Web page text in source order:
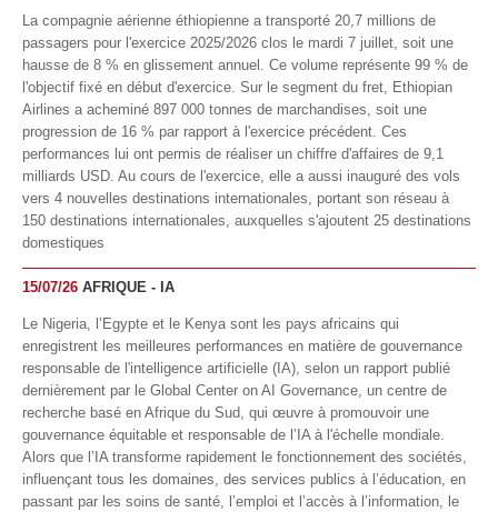
La compagnie aérienne éthiopienne a transporté 20,7 millions de
passagers pour l'exercice 2025/2026 clos le mardi 7 juillet, soit une
hausse de 8 % en glissement annuel. Ce volume représente 99 % de
l'objectif fixé en début d'exercice. Sur le segment du fret, Ethiopian
Airlines a acheminé 897 000 tonnes de marchandises, soit une
progression de 16 % par rapport à l'exercice précédent. Ces
performances lui ont permis de réaliser un chiffre d'affaires de 9,1
milliards USD. Au cours de l'exercice, elle a aussi inauguré des vols
vers 4 nouvelles destinations internationales, portant son réseau à
150 destinations internationales, auxquelles s'ajoutent 25 destinations
domestiques
15/07/26 AFRIQUE - IA
Le Nigeria, l’Egypte et le Kenya sont les pays africains qui
enregistrent les meilleures performances en matière de gouvernance
responsable de l'intelligence artificielle (IA), selon un rapport publié
dernièrement par le Global Center on AI Governance, un centre de
recherche basé en Afrique du Sud, qui œuvre à promouvoir une
gouvernance équitable et responsable de l’IA à l'échelle mondiale.
Alors que l’IA transforme rapidement le fonctionnement des sociétés,
influençant tous les domaines, des services publics à l’éducation, en
passant par les soins de santé, l’emploi et l’accès à l’information, le